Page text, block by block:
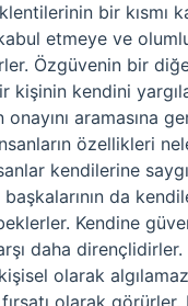
bir kısmı
etmeye ve
Özgüvenin bir
kişinin kendini
onayını aramasına
özellikleri
kendilerine
başkalarının da
Kendine
daha
olarak
olarak görürler.